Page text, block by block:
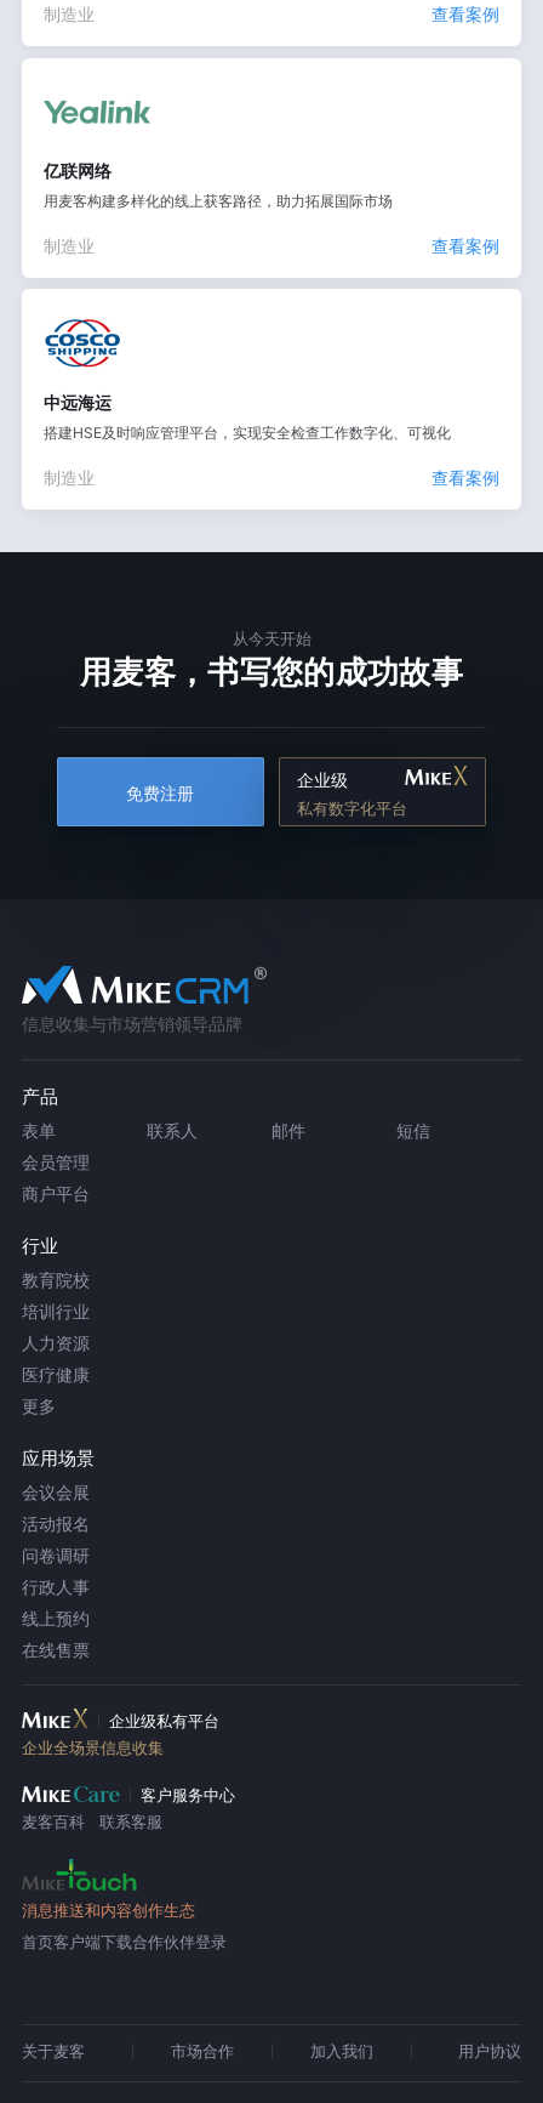
制造业 查看案例
亿联网络
用麦客构建多样化的线上获客路径，助力拓展国际市场
制造业 查看案例
中远海运
搭建HSE及时响应管理平台，实现安全检查工作数字化、可视化
制造业 查看案例
从今天开始
用麦客，书写您的成功故事
免费注册
企业级
私有数字化平台
信息收集与市场营销领导品牌
产品
表单 联系人 邮件
短信
会员管理
商户平台
行业
教育院校
培训行业
人力资源
医疗健康
更多
应用场景
会议会展
活动报名
问卷调研
行政人事
线上预约
在线售票
企业级私有平台
企业全场景信息收集
客户服务中心
麦客百科
联系客服
消息推送和内容创作生态
首页客户端下载合作伙伴登录
关于麦客 市场合作 加入我们 用户协议